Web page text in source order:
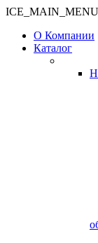
ICE_MAIN_MENU
О Компании
Каталог